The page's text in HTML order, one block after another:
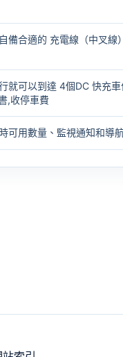
備合適的 充電線（中叉線）
就可以到達 4個DC 快充
,收停車費
可用數量、監視通知和導